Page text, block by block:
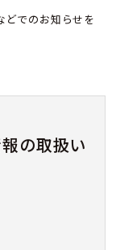
どでのお知らせを
の取扱い